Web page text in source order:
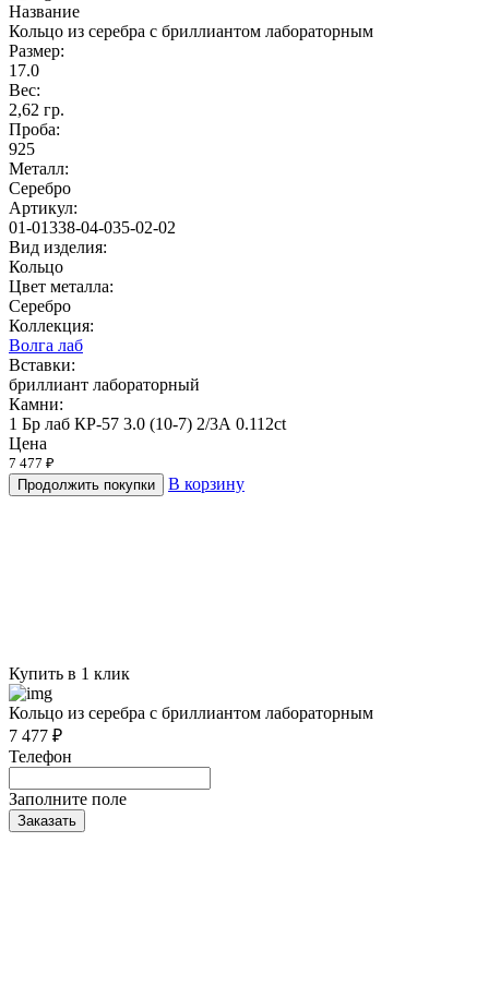
Название
Кольцо из серебра с бриллиантом лабораторным
Размер:
17.0
Вес:
2,62 гр.
Проба:
925
Металл:
Серебро
Артикул:
01-01338-04-035-02-02
Вид изделия:
Кольцо
Цвет металла:
Серебро
Коллекция:
Волга лаб
Вставки:
бриллиант лабораторный
Камни:
1 Бр лаб КР-57 3.0 (10-7) 2/3А 0.112ct
Цена
7 477 ₽
Продолжить покупки
В корзину
Купить в 1 клик
Кольцо из серебра с бриллиантом лабораторным
7 477 ₽
Телефон
Заполните поле
Заказать